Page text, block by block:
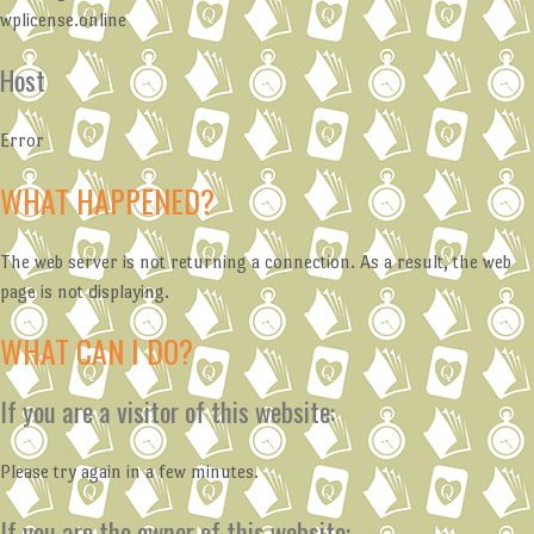
wplicense.online
Host
Error
WHAT HAPPENED?
The web server is not returning a connection. As a result, the web
page is not displaying.
WHAT CAN I DO?
If you are a visitor of this website:
Please try again in a few minutes.